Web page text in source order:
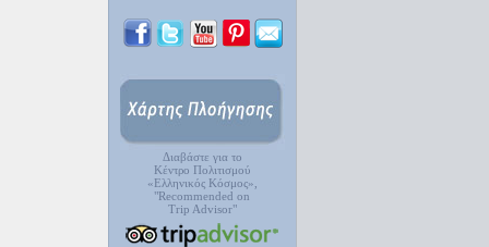
Διαβάστε για το
Κέντρο Πολιτισμού
«Ελληνικός Κόσμος»,
"Recommended on
Trip Advisor"